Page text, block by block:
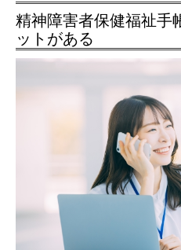
精神障害者保健福祉手
ットがある